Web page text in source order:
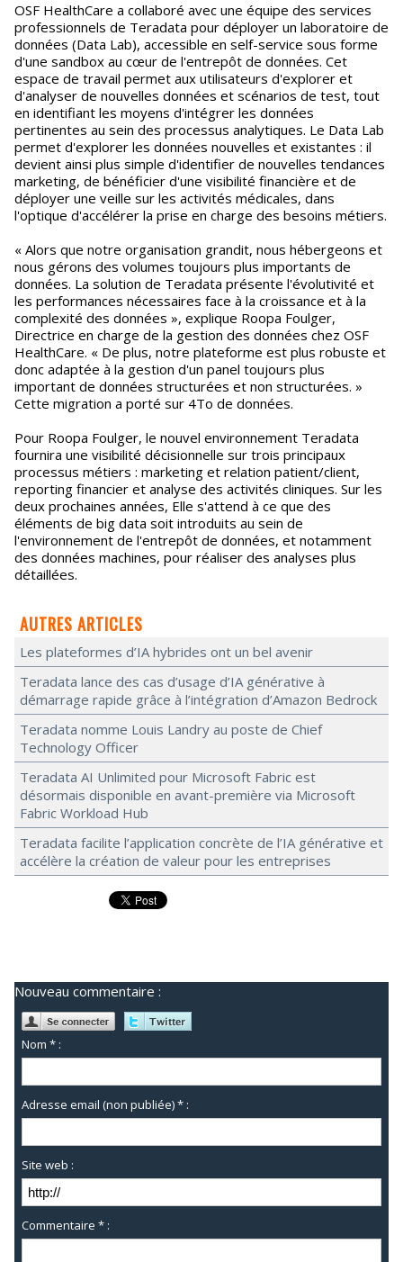
OSF HealthCare a collaboré avec une équipe des services
professionnels de Teradata pour déployer un laboratoire de
données (Data Lab), accessible en self-service sous forme
d'une sandbox au cœur de l'entrepôt de données. Cet
espace de travail permet aux utilisateurs d'explorer et
d'analyser de nouvelles données et scénarios de test, tout
en identifiant les moyens d'intégrer les données
pertinentes au sein des processus analytiques. Le Data Lab
permet d'explorer les données nouvelles et existantes : il
devient ainsi plus simple d'identifier de nouvelles tendances
marketing, de bénéficier d'une visibilité financière et de
déployer une veille sur les activités médicales, dans
l'optique d'accélérer la prise en charge des besoins métiers.
« Alors que notre organisation grandit, nous hébergeons et
nous gérons des volumes toujours plus importants de
données. La solution de Teradata présente l'évolutivité et
les performances nécessaires face à la croissance et à la
complexité des données », explique Roopa Foulger,
Directrice en charge de la gestion des données chez OSF
HealthCare. « De plus, notre plateforme est plus robuste et
donc adaptée à la gestion d'un panel toujours plus
important de données structurées et non structurées. »
Cette migration a porté sur 4To de données.
Pour Roopa Foulger, le nouvel environnement Teradata
fournira une visibilité décisionnelle sur trois principaux
processus métiers : marketing et relation patient/client,
reporting financier et analyse des activités cliniques. Sur les
deux prochaines années, Elle s'attend à ce que des
éléments de big data soit introduits au sein de
l'environnement de l'entrepôt de données, et notamment
des données machines, pour réaliser des analyses plus
détaillées.
AUTRES ARTICLES
Les plateformes d’IA hybrides ont un bel avenir
Teradata lance des cas d’usage d’IA générative à
démarrage rapide grâce à l’intégration d’Amazon Bedrock
Teradata nomme Louis Landry au poste de Chief
Technology Officer
Teradata AI Unlimited pour Microsoft Fabric est
désormais disponible en avant-première via Microsoft
Fabric Workload Hub
Teradata facilite l’application concrète de l’IA générative et
accélère la création de valeur pour les entreprises
Nouveau commentaire :
Nom * :
Adresse email (non publiée) * :
Site web :
Commentaire * :